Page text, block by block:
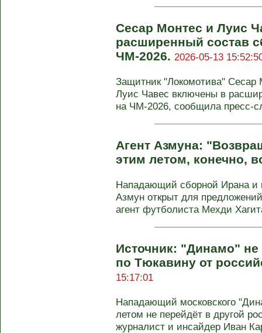
Сесар Монтес и Луис
расширенный состав
ЧМ-2026. 2026-05-13
Защитник "Локомотива"
Луис Чавес включены в
на ЧМ-2026, сообщила пресс-
Агент Азмуна:
этим летом, конечно,
Нападающий сборной Ирана
Азмун открыт для
агент футболиста Мехди
Источник: "Динамо"
по Тюкавину от
15:17:01
Нападающий московского
летом не перейдёт в другой
журналист и инсайдер Иван